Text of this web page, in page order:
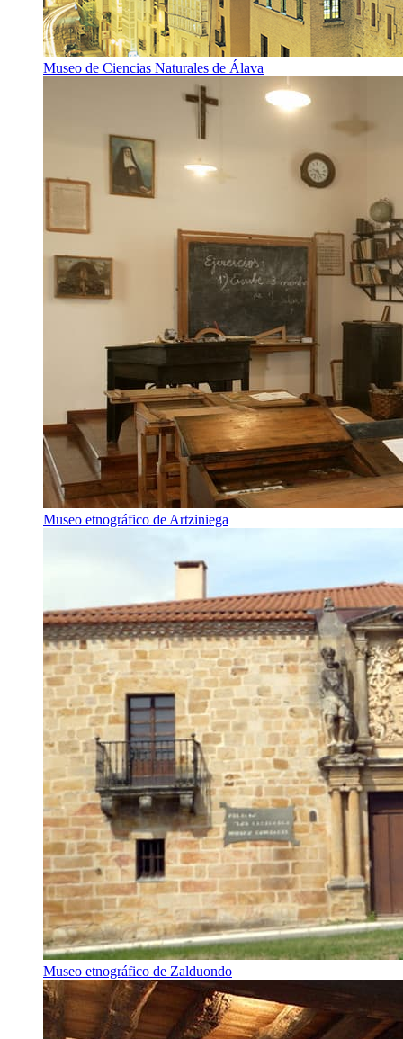
Museo de Ciencias Naturales de Álava
Museo etnográfico de Artziniega
Museo etnográfico de Zalduondo